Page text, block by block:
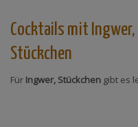
Cocktails mit Ingwer,
Stückchen
Für Ingwer, Stückchen gibt es